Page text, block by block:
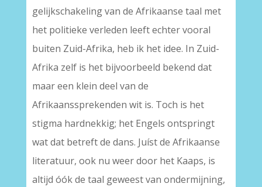
gelijkschakeling van de Afrikaanse taal met
het politieke verleden leeft echter vooral
buiten Zuid-Afrika, heb ik het idee. In Zuid-
Afrika zelf is het bijvoorbeeld bekend dat
maar een klein deel van de
Afrikaanssprekenden wit is. Toch is het
stigma hardnekkig; het Engels ontspringt
wat dat betreft de dans. Juíst de Afrikaanse
literatuur, ook nu weer door het Kaaps, is
altijd óók de taal geweest van ondermijning,